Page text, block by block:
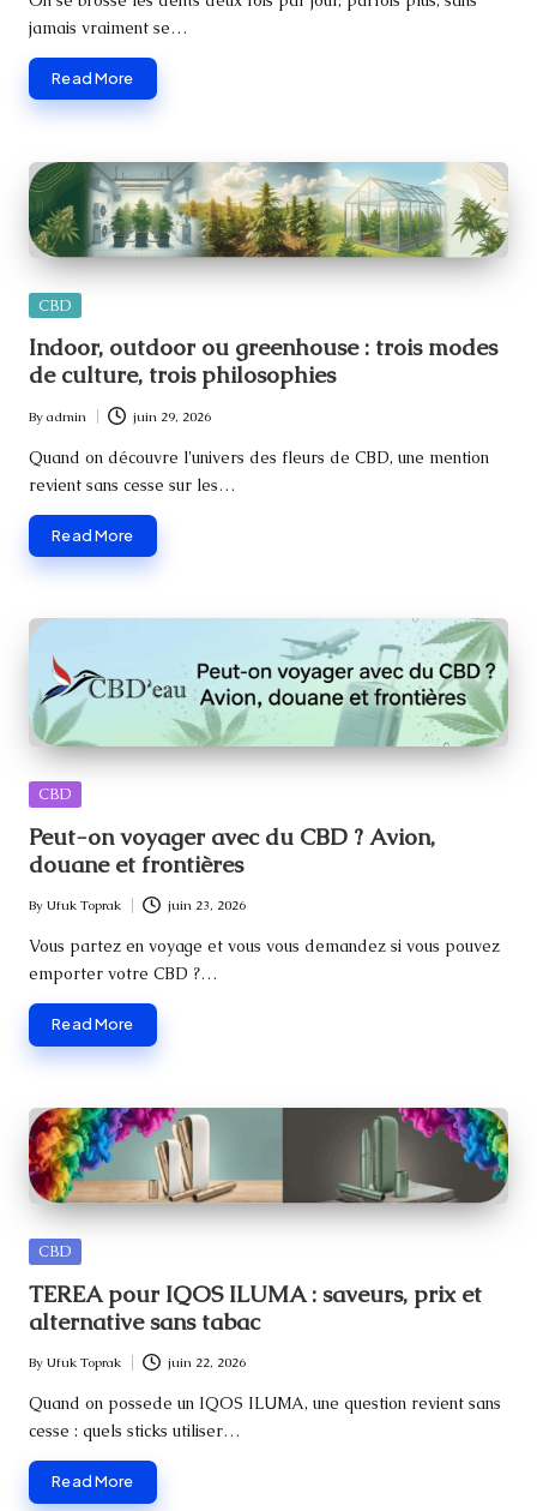
jamais vraiment se…
Read More
Posted
CBD
Indoor, outdoor ou greenhouse : trois modes
de culture, trois philosophies
Posted
by
Byadmin juin 29, 2026
Quand on découvre l'univers des fleurs de CBD, une mention
revient sans cesse sur les…
Read More
Posted
CBD
Peut-on voyager avec du CBD ? Avion,
douane et frontières
Posted
by
By Ufuk Toprak juin 23, 2026
Vous partez en voyage et vous vous demandez si vous pouvez
emporter votre CBD ?…
Read More
Posted
CBD
TEREA pour IQOS ILUMA : saveurs, prix et
alternative sans tabac
Posted
by
By Ufuk Toprak juin 22, 2026
Quand on possede un IQOS ILUMA, une question revient sans
cesse : quels sticks utiliser…
Read More